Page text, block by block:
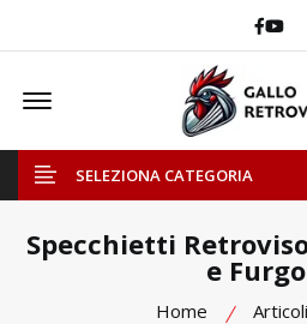
Offcanvas Menu Open
SELEZIONA CATEGORIA
Specchietti
e
Home Articoli